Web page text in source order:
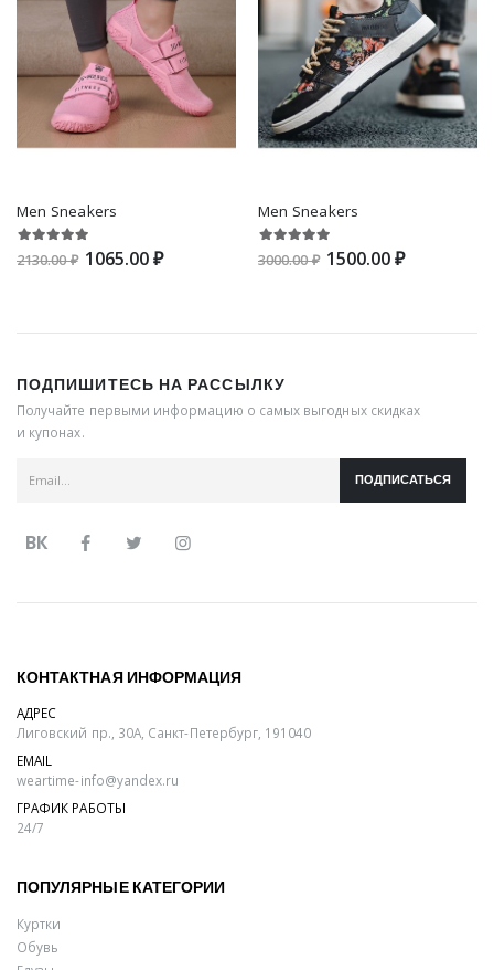
Men Sneakers
2130.00 ₽ 1065.00 ₽
Men Sneakers
3000.00 ₽ 1500.00 ₽
ПОДПИШИТЕСЬ НА РАССЫЛКУ
Получайте первыми информацию о самых выгодных скидках
и купонах.
ПОДПИСАТЬСЯ
ВК
КОНТАКТНАЯ ИНФОРМАЦИЯ
АДРЕС
Лиговский пр., 30А, Санкт-Петербург, 191040
EMAIL
weartime-info@yandex.ru
ГРАФИК РАБОТЫ
24/7
ПОПУЛЯРНЫЕ КАТЕГОРИИ
Куртки
Обувь